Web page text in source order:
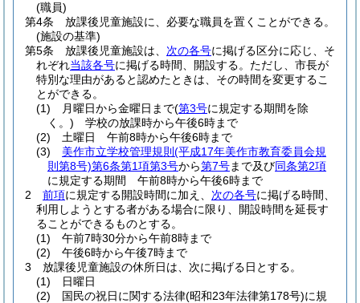
(職員)
第4条
放課後児童施設に、必要な職員を置くことができる。
(施設の基準)
第5条
放課後児童施設は、 次の各号に掲げる区分に応じ、そ
れぞれ当該各号に掲げる時間、開設する。 ただし、市長が
特別な理由があると認めたときは、その時間を変更するこ
とができる。
(1)
月曜日から金曜日まで(第3号に規定する期間を除
く。) 学校の放課時から午後6時まで
(2)
土曜日 午前8時から午後6時まで
(3)
美作市立学校管理規則 (平成17年美作市教育委員会規
則第8号)第6条第1項第3号から第7号まで及び同条第2項
に規定する期間 午前8時から午後6時まで
2
前項に規定する開設時間に加え、 次の各号に掲げる時間、
利用しようとする者がある場合に限り、開設時間を延長す
ることができるものとする。
(1)
午前7時30分から午前8時まで
(2)
午後6時から午後7時まで
3
放課後児童施設の休所日は、次に掲げる日とする。
(1)
日曜日
(2)
国民の祝日に関する法律(昭和23年法律第178号)に規